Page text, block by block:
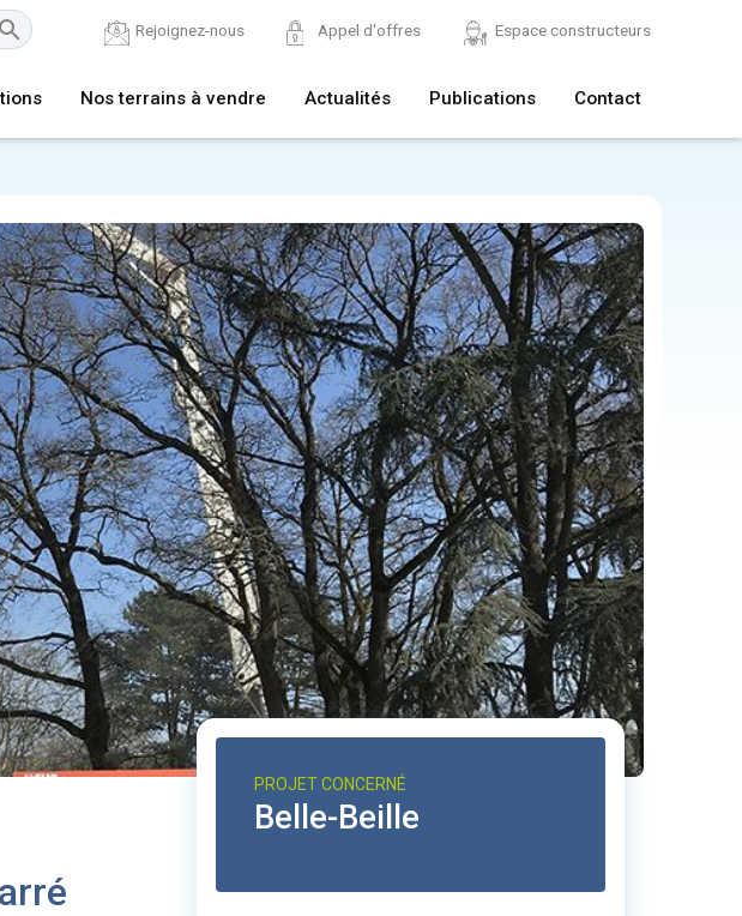
Rejoignez-nous Appel d'offres Espace constructeurs
Nos terrains à vendre Actualités Publications Contact
PROJET CONCERNÉ
Belle-Beille